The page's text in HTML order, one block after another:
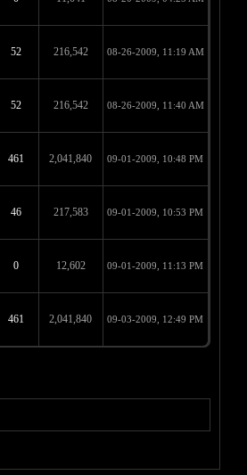
52 216,542 08-26-2009, 11:19 AM
52 216,542 08-26-2009, 11:40 AM
461 2,041,840 09-01-2009, 10:48 PM
46 217,583 09-01-2009, 10:53 PM
0 12,602 09-01-2009, 11:13 PM
461 2,041,840 09-03-2009, 12:49 PM